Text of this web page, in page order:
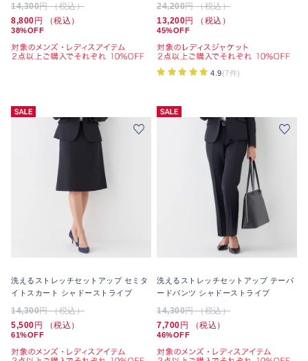
14,300円 （税込）
8,800円 （税込）
38%OFF
24,200円 （税込）
13,200円 （税込）
45%OFF
4.9(7件)
洗えるストレッチセットアップ セミタ
イトスカート シャドーストライプ
14,300円 （税込）
5,500円 （税込）
61%OFF
洗えるストレッチセットアップ テーパ
ードパンツ シャドーストライプ
14,300円 （税込）
7,700円 （税込）
46%OFF